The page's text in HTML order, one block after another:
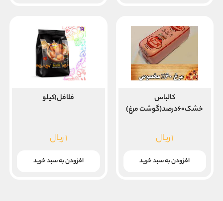
کالباس
خشک۶۰درصد(گوشت مرغ)
۱ریال
افزودن به سبد خرید
فلافل۱کیلو
۱ریال
افزودن به سبد خرید